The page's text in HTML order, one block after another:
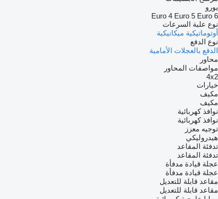
يورو
Euro 4 Euro 5 Euro 6
نوع علبة السرعات
أوتوماتيكية ميكانيكية
نوع الدفع
الدفع بالعجلات الأمامية
محاور
مواصفات المحاور
4x2
خيارات
مكيف
مكيف
نوافذ كهربائية
نوافذ كهربائية
توجيه معزز
هيدروليكي
تدفئة المقاعد
تدفئة المقاعد
عجلة قيادة مدفأة
عجلة قيادة مدفأة
مقاعد قابلة للتعديل
مقاعد قابلة للتعديل